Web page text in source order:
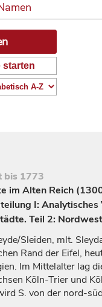
starten
bis 1773
im Alten Reich
I: Analytisches
Teil 2:
Sleiden, mlt.
Rand der Eifel,
Im Mittelalter lag
Köln-Trier und
S. von der nord-